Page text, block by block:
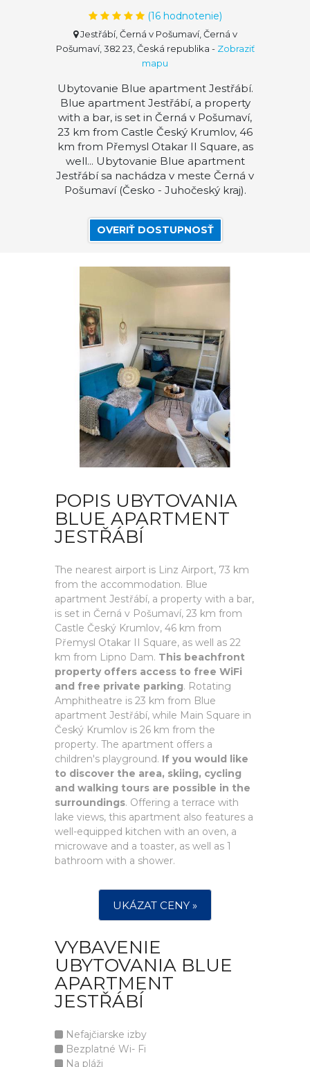
(16hodnotenie)
Jestřábí, Černá v Pošumaví, Černá v
Pošumaví, 382 23, Česká republika - Zobraziť
mapu
Ubytovanie Blue apartment Jestřábí.
Blue apartment Jestřábí, a property
with a bar, is set in Černá v Pošumaví,
23 km from Castle Český Krumlov, 46
km from Přemysl Otakar II Square, as
well... Ubytovanie Blue apartment
Jestřábí sa nachádza v meste Černá v
Pošumaví (Česko - Juhočeský kraj).
OVERIŤ DOSTUPNOSŤ
POPIS UBYTOVANIA
BLUE APARTMENT
JESTŘÁBÍ
The nearest airport is Linz Airport, 73 km
from the accommodation. Blue
apartment Jestřábí, a property with a bar,
is set in Černá v Pošumaví, 23 km from
Castle Český Krumlov, 46 km from
Přemysl Otakar II Square, as well as 22
km from Lipno Dam. This beachfront
property offers access to free WiFi
and free private parking. Rotating
Amphitheatre is 23 km from Blue
apartment Jestřábí, while Main Square in
Český Krumlov is 26 km from the
property. The apartment offers a
children's playground. If you would like
to discover the area, skiing, cycling
and walking tours are possible in the
surroundings. Offering a terrace with
lake views, this apartment also features a
well-equipped kitchen with an oven, a
microwave and a toaster, as well as 1
bathroom with a shower.
UKÁZAT CENY »
VYBAVENIE
UBYTOVANIA BLUE
APARTMENT
JESTŘÁBÍ
Nefajčiarske izby
Bezplatné Wi- Fi
Na pláži